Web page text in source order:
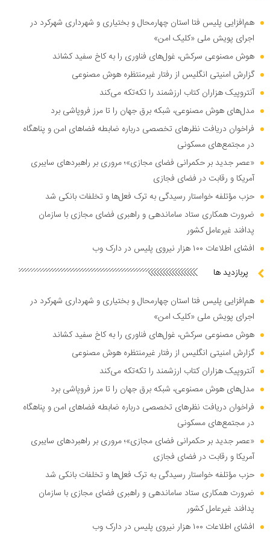
هم‌افزایی پلیس فتا استان چهارمحال و بختیاری و شهرداری شهرکرد در
اجرای پویش ملی «کلیک امن»
هوش مصنوعی سرکش، غول‌های فناوری را به کاخ سفید کشاند
گزارش امنیتی انگلیس از رفتار غیرمنتظره هوش مصنوعی
آنتروپیک هزاران کتاب ارزشمند را تکه‌تکه می‌کند
مدل‌های هوش مصنوعی، شبکه برق جهان را تا مرز فروپاشی برد
فراخوان دریافت نظر‌های تخصصی درباره ضابطه فضا‌های امن و پناهگاه
در مجتمع‌های مسکونی
«عصر جدید بر حکمرانی فضای مجازی»؛ مروری بر راهبرد‌های سایبری
آمریکا و رقابت در فضای فجازی
حزب مؤتلفه خواستار رسیدگی به ترک فعل‌ها و تخلفات بانکی شد
ضرورت همکاری ستاد ساماندهی و راهبری فضای مجازی با سازمان
پدافند غیرعامل کشور
افشای اطلاعات ۱۰۰ هزار نیروی پلیس در دارک وب
پربازدید ها
هم‌افزایی پلیس فتا استان چهارمحال و بختیاری و شهرداری شهرکرد در
اجرای پویش ملی «کلیک امن»
هوش مصنوعی سرکش، غول‌های فناوری را به کاخ سفید کشاند
گزارش امنیتی انگلیس از رفتار غیرمنتظره هوش مصنوعی
آنتروپیک هزاران کتاب ارزشمند را تکه‌تکه می‌کند
مدل‌های هوش مصنوعی، شبکه برق جهان را تا مرز فروپاشی برد
فراخوان دریافت نظر‌های تخصصی درباره ضابطه فضا‌های امن و پناهگاه
در مجتمع‌های مسکونی
«عصر جدید بر حکمرانی فضای مجازی»؛ مروری بر راهبرد‌های سایبری
آمریکا و رقابت در فضای فجازی
حزب مؤتلفه خواستار رسیدگی به ترک فعل‌ها و تخلفات بانکی شد
ضرورت همکاری ستاد ساماندهی و راهبری فضای مجازی با سازمان
پدافند غیرعامل کشور
افشای اطلاعات ۱۰۰ هزار نیروی پلیس در دارک وب